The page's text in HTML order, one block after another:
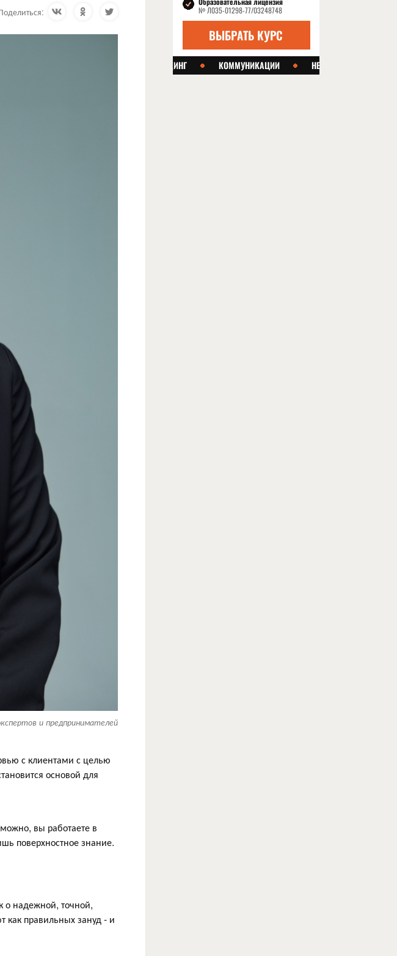
и предпринимателей
с клиентами с целью
основой для
вы работаете в
поверхностное знание.
о надежной, точной,
правильных зануд - и